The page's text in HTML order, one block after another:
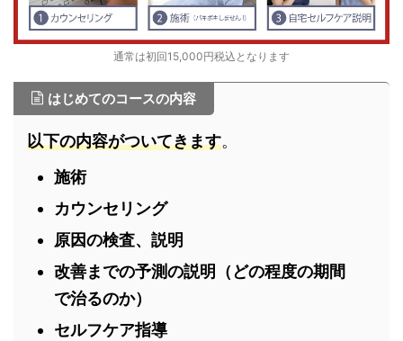
通常は初回15,000円税込となります
はじめてのコースの内容
以下の内容がついてきます。
施術
カウンセリング
原因の検査、説明
改善までの予測の説明（どの程度の期間
で治るのか）
セルフケア指導